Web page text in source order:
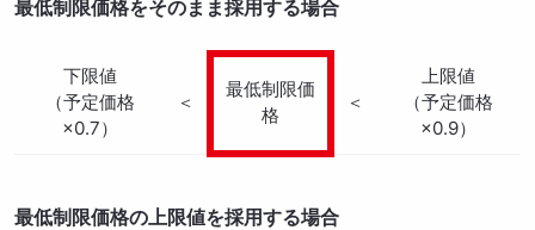
最低制限価格をそのまま採用する場合
下限値
（予定価格
×0.7）
＜
最低制限価
格
＜
上限値
（予定価格
×0.9）
最低制限価格の上限値を採用する場合